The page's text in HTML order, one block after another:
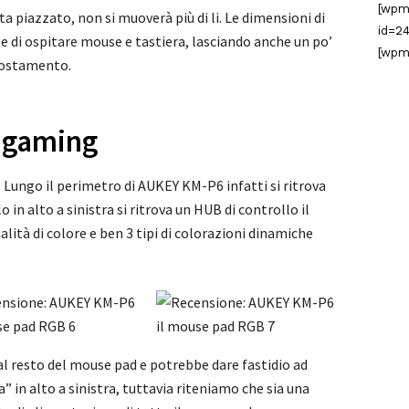
piazzato, non si muoverà più di li. Le dimensioni di
ospitare mouse e tastiera, lasciando anche un po’
il perimetro di AUKEY KM-P6 infatti si ritrova
in alto a sinistra si ritrova un HUB di controllo il
di colore e ben 3 tipi di colorazioni dinamiche
resto del mouse pad e potrebbe dare fastidio ad
in alto a sinistra, tuttavia riteniamo che sia una